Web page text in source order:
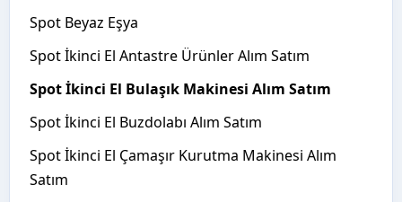
Spot Beyaz Eşya
Spot İkinci El Antastre Ürünler Alım Satım
Spot İkinci El Bulaşık Makinesi Alım Satım
Spot İkinci El Buzdolabı Alım Satım
Spot İkinci El Çamaşır Kurutma Makinesi Alım
Satım